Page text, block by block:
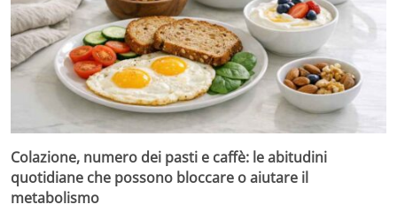
Colazione, numero dei pasti e caffè: le abitudini
quotidiane che possono bloccare o aiutare il
metabolismo